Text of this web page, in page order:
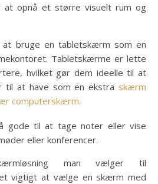
at opnå et større visuelt rum og
at bruge en tabletskærm som en
Tabletskærme er lette
hvilket gør dem ideelle til at
til at have som en ekstra skærm
computerskærm.
gode til at tage noter eller vise
eller konferencer.
man vælger til
vigtigt at vælge en skærm med